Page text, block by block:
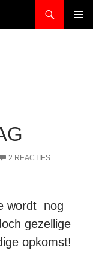
2 REACTIES
wordt nog
gezellige
opkomst!